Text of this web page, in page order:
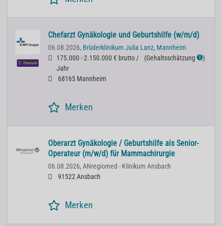
Premium
Chefarzt Gynäkologie und Geburtshilfe (w/m/d)
06.08.2026, Brüderklinikum Julia Lanz, Mannheim
175.000 - 2.150.000 € brutto /
Jahr
(Gehaltsschätzung ℹ )
68165 Mannheim
Merken
Oberarzt Gynäkologie / Geburtshilfe als Senior-
Operateur (m/w/d) für Mammachirurgie
06.08.2026, ANregiomed - Klinikum Ansbach
91522 Ansbach
Merken